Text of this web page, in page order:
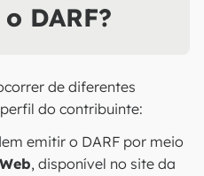
DARF?
de diferentes
do contribuinte:
emitir o DARF por meio
, disponível no site da